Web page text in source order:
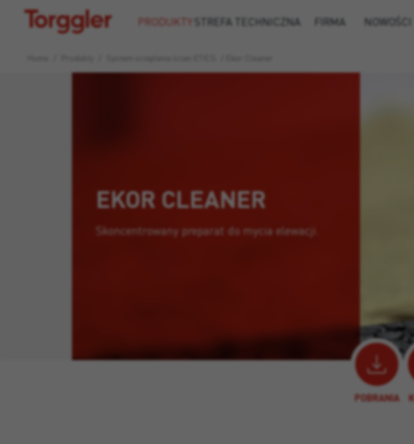
Torggler PRODUKTY STREFA TECHNICZNA FIRMA NOWOŚCI
EKOR CLEANER
Skoncentrowany preparat do mycia elewacji.
POBRANIA